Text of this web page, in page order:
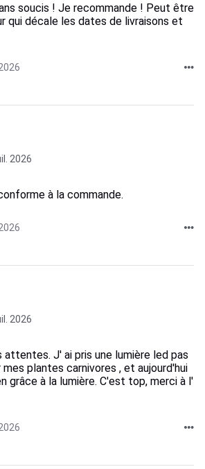
soucis ! Je recommande ! Peut être
qui décale les dates de livraisons et
2026
à la commande.
2026
attentes. J' ai pris une lumière led pas
plantes carnivores , et aujourd'hui
grâce à la lumière. C'est top, merci à l'